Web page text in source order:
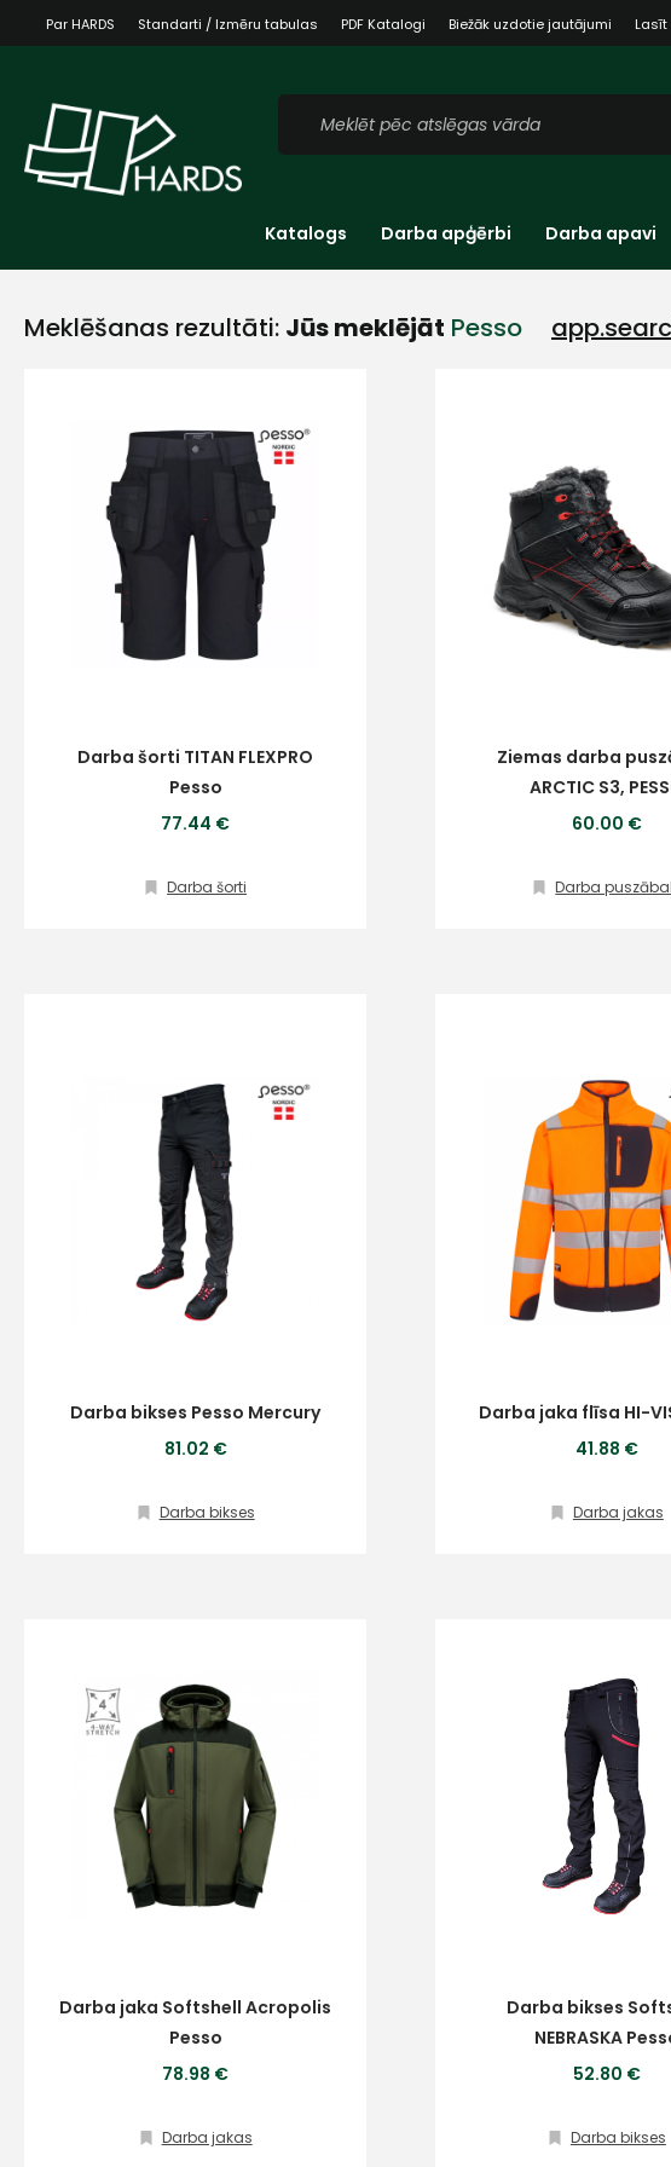
Par HARDS Standarti / Izmēru tabulas PDF Katalogi Biežāk uzdotie jautājumi
Katalogs Darba apģērbi Darba apavi
Meklēšanas rezultāti: Jūs meklējāt Pesso
Darba šorti TITAN FLEXPRO
Pesso
77.44 €
Darba šorti
Ziemas darba
ARCTIC S3,
60.00 €
Darba
Darba bikses Pesso Mercury
81.02 €
Darba bikses
Darba jaka flīsa HI-
41.88 €
Darba jakas
Darba jaka Softshell Acropolis
Pesso
78.98 €
Darba jakas
Darba bikses
NEBRASKA
52.80 €
Darba bikses